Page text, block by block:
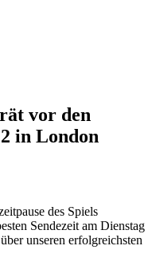
vor den
in London
des Spiels
Sendezeit am Dienstag
unseren erfolgreichsten